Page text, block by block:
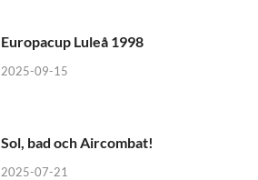
Europacup Luleå 1998
2025-09-15
Sol, bad och Aircombat!
2025-07-21